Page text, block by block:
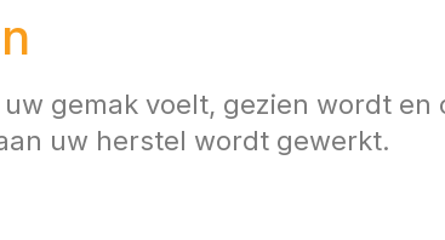
gemak voelt, gezien wordt en
uw herstel wordt gewerkt.